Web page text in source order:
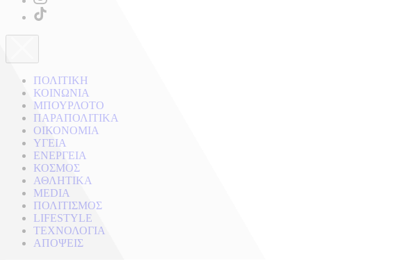
ΠΟΛΙΤΙΚΗ
ΚΟΙΝΩΝΙΑ
ΜΠΟΥΡΛΟΤΟ
ΠΑΡΑΠΟΛΙΤΙΚΑ
ΟΙΚΟΝΟΜΙΑ
ΥΓΕΙΑ
ΕΝΕΡΓΕΙΑ
ΚΟΣΜΟΣ
ΑΘΛΗΤΙΚΑ
MEDIA
ΠΟΛΙΤΙΣΜΟΣ
LIFESTYLE
ΤΕΧΝΟΛΟΓΙΑ
ΑΠΟΨΕΙΣ